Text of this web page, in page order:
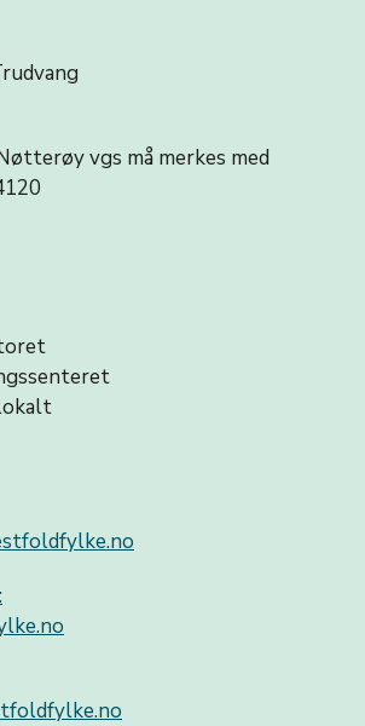
vgs må merkes med